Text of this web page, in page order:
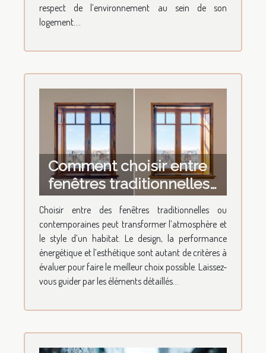
respect de l’environnement au sein de son
logement....
Comment choisir entre
fenêtres traditionnelles
ou contemporaines ?
Choisir entre des fenêtres traditionnelles ou
contemporaines peut transformer l’atmosphère et
le style d’un habitat. Le design, la performance
énergétique et l’esthétique sont autant de critères à
évaluer pour faire le meilleur choix possible. Laissez-
vous guider par les éléments détaillés...